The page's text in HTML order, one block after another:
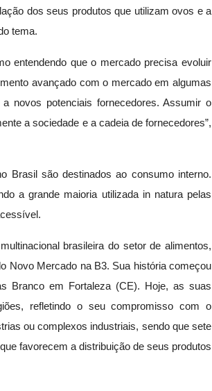
dos seus produtos que utilizam ovos e a
tema.
entendendo que o mercado precisa evoluir
avançado com o mercado em algumas
novos potenciais fornecedores. Assumir o
a sociedade e a cadeia de fornecedores”,
Brasil são destinados ao consumo interno.
a grande maioria utilizada in natura pelas
brasileira do setor de alimentos,
Novo Mercado na B3. Sua história começou
Branco em Fortaleza (CE). Hoje, as suas
refletindo o seu compromisso com o
ou complexos industriais, sendo que sete
favorecem a distribuição de seus produtos